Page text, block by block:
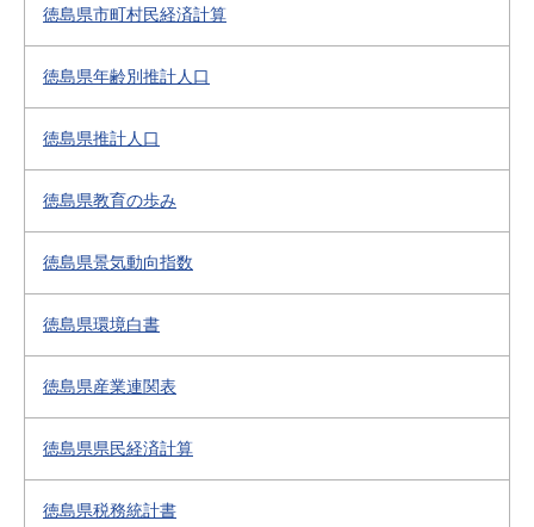
徳島県市町村民経済計算
徳島県年齢別推計人口
徳島県推計人口
徳島県教育の歩み
徳島県景気動向指数
徳島県環境白書
徳島県産業連関表
徳島県県民経済計算
徳島県税務統計書